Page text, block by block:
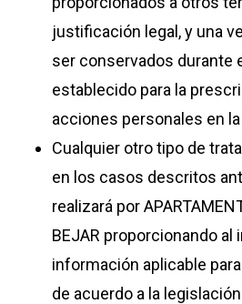
justificación legal, y una
ser conservados durante
establecido para la
acciones personales en
Cualquier otro tipo de
en los casos descritos
realizará por
BEJAR proporcionando al
información aplicable
de acuerdo a la